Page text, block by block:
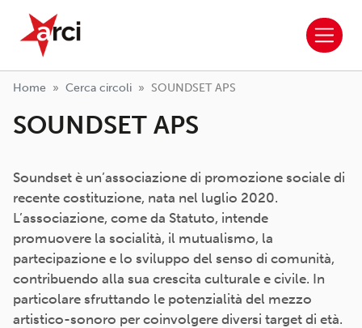
Salta al contenuto principale
ARCI APS
Home Cerca circoli SOUNDSET APS
SOUNDSET APS
Soundset è un’associazione di promozione sociale di
recente costituzione, nata nel luglio 2020.
L’associazione, come da Statuto, intende
promuovere la socialità, il mutualismo, la
partecipazione e lo sviluppo del senso di comunità,
contribuendo alla sua crescita culturale e civile. In
particolare sfruttando le potenzialità del mezzo
artistico-sonoro per coinvolgere diversi target di età.